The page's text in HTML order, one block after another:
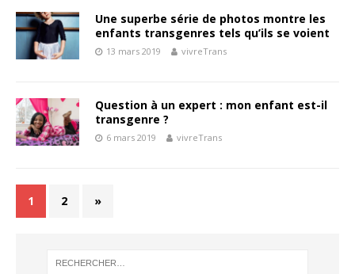
Une superbe série de photos montre les
enfants transgenres tels qu’ils se voient
13 mars 2019 vivreTrans
Question à un expert : mon enfant est-il
transgenre ?
6 mars 2019 vivreTrans
1 2 »